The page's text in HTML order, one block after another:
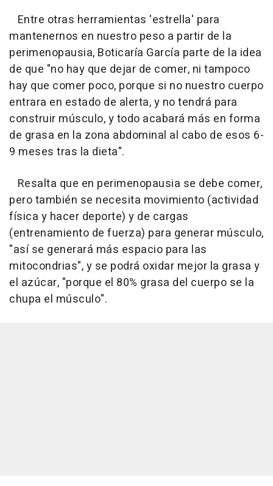
Entre otras herramientas 'estrella' para
mantenernos en nuestro peso a partir de la
perimenopausia, Boticaría García parte de la idea
de que "no hay que dejar de comer, ni tampoco
hay que comer poco, porque si no nuestro cuerpo
entrara en estado de alerta, y no tendrá para
construir músculo, y todo acabará más en forma
de grasa en la zona abdominal al cabo de esos 6-
9 meses tras la dieta".
Resalta que en perimenopausia se debe comer,
pero también se necesita movimiento (actividad
física y hacer deporte) y de cargas
(entrenamiento de fuerza) para generar músculo,
"así se generará más espacio para las
mitocondrias", y se podrá oxidar mejor la grasa y
el azúcar, "porque el 80% grasa del cuerpo se la
chupa el músculo".